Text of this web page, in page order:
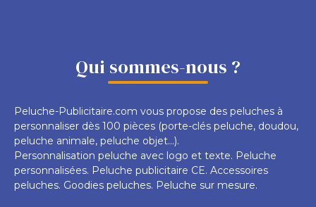
Qui sommes-nous ?
Peluche-Publicitaire.com vous propose des peluches à
personnaliser dès 100 pièces (porte-clés peluche, doudou,
peluche animale, peluche objet...).
Personnalisation peluche avec logo et texte. Peluche
personnalisées. Peluche publicitaire CE. Accessoires
peluches. Goodies peluches. Peluche sur mesure.